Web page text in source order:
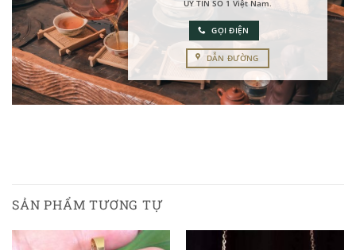
UY TÍN SỐ 1 Việt Nam.
GỌI ĐIỆN
DẪN ĐƯỜNG
SẢN PHẨM TƯƠNG TỰ